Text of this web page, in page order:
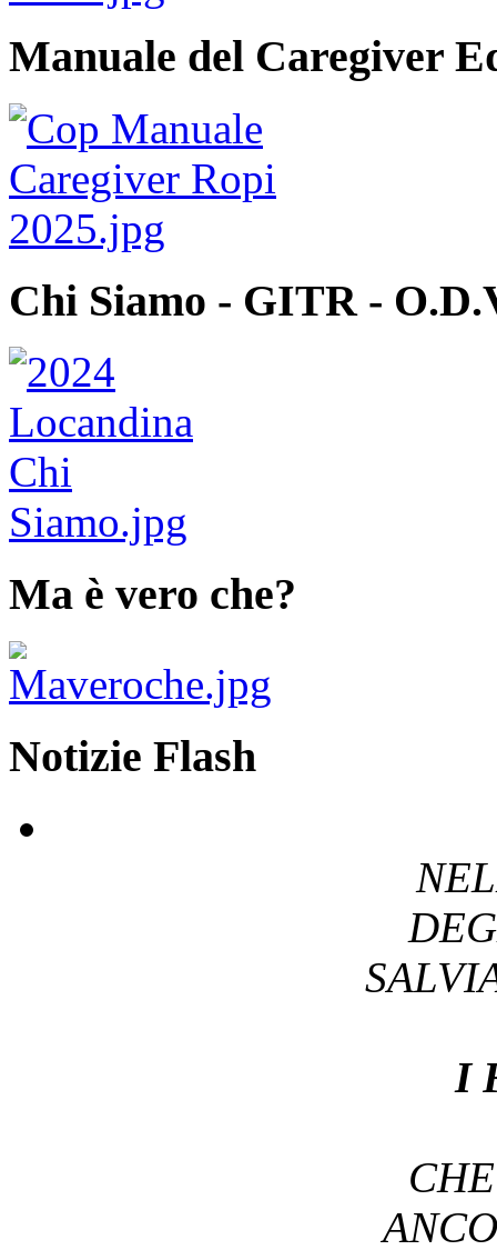
Manuale del Caregiver
Chi Siamo - GITR -
Ma è vero che?
Notizie Flash
I